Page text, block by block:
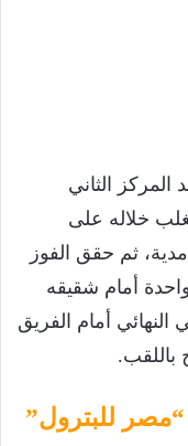
الثاني
خلاله على
ثم حقق الفوز
أمام شقيقه
أمام الفريق
باللقب.
“مصر للبترول”